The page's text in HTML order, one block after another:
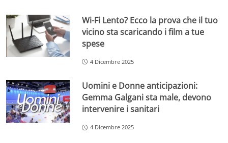
Wi-Fi Lento? Ecco la prova che il tuo
vicino sta scaricando i film a tue
spese
4 Dicembre 2025
Uomini e Donne anticipazioni:
Gemma Galgani sta male, devono
intervenire i sanitari
4 Dicembre 2025